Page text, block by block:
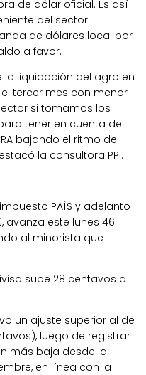
de dólar oficial. Es así
del sector
de dólares local por
a favor.
la liquidación del agro en
tercer mes con menor
si tomamos los
tener en cuenta de
bajando el ritmo de
la consultora PPI.
PAÍS y adelanto
avanza este lunes 46
al minorista que
sube 28 centavos a
un ajuste superior al de
luego de registrar
más baja desde la
en línea con la